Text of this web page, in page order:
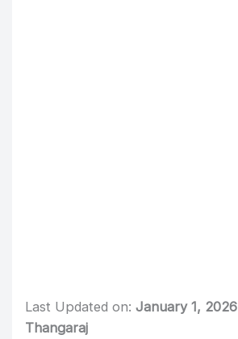
Last Updated on:January 1, 2026
Thangaraj